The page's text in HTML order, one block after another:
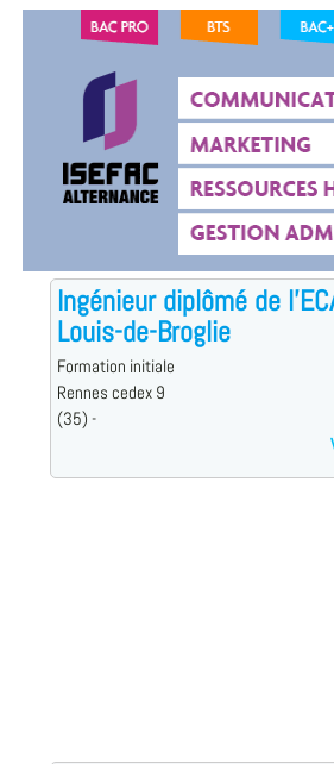
Ingénieur diplômé de
Louis-de-Broglie
Formation initiale
Rennes cedex 9
(35) -